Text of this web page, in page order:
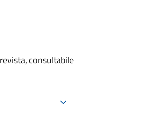
consultabile